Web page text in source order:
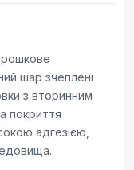
шар зчеплені
з вторинним
покриття
адгезією,